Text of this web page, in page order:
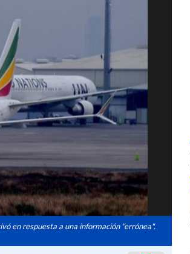
en respuesta a una información "errónea".